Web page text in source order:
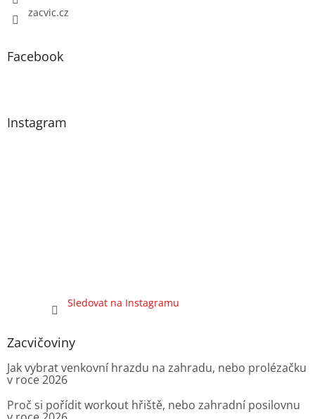
zacvic.cz
Facebook
Instagram
Sledovat na Instagramu
Zacvičoviny
Jak vybrat venkovní hrazdu na zahradu, nebo prolézačku
v roce 2026
Proč si pořídit workout hřiště, nebo zahradní posilovnu